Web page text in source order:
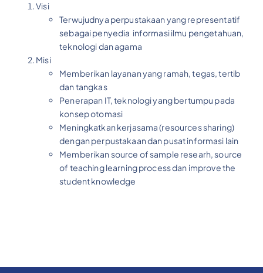
Visi
Terwujudnya perpustakaan yang representatif
sebagai penyedia informasi ilmu pengetahuan,
teknologi dan agama
Misi
Memberikan layanan yang ramah, tegas, tertib
dan tangkas
Penerapan IT, teknologi yang bertumpu pada
konsep otomasi
Meningkatkan kerjasama (resources sharing)
dengan perpustakaan dan pusat informasi lain
Memberikan source of sample researh, source
of teaching learning process dan improve the
student knowledge